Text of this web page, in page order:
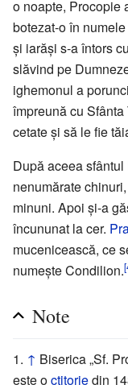
o noapte, Procopie
botezat-o în
și iarăși s-a întors
slăvind pe
ighemonul a
împreună cu
cetate și să le fie
După aceea
nenumărate
minuni. Apoi și-a
încununat la cer.
mucenicească, ce
numește Condilion.
Note
↑ Biserica „Sf.
este octitoriedin